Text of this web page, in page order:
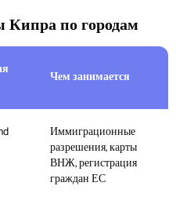
по городам
Чем занимается
Иммиграционные
разрешения, карты
ВНЖ, регистрация
граждан ЕС